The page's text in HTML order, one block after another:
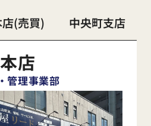
(売買) 中央町支店
本店
管理事業部